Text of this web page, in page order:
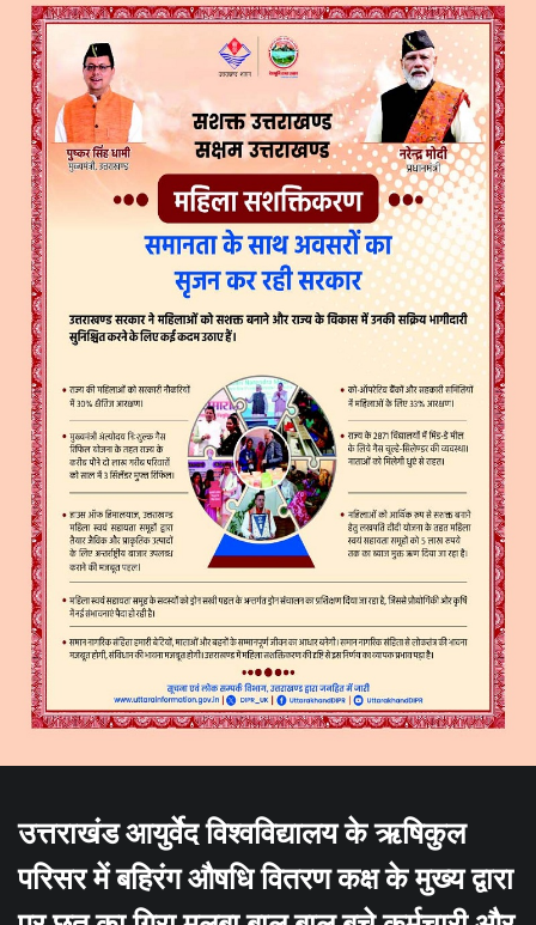
उत्तराखंड आयुर्वेद विश्वविद्यालय के ऋषिकुल
परिसर में बहिरंग औषधि वितरण कक्ष के मुख्य द्वारा